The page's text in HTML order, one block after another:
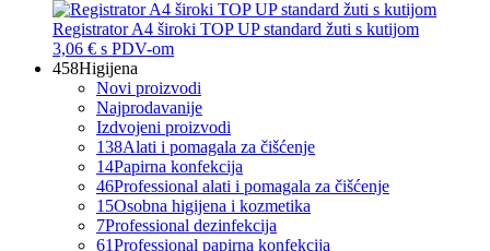
Registrator A4 široki TOP UP standard žuti s kutijom
3,06 € s PDV-om
458Higijena
Novi proizvodi
Najprodavanije
Izdvojeni proizvodi
138Alati i pomagala za čišćenje
14Papirna konfekcija
46Professional alati i pomagala za čišćenje
15Osobna higijena i kozmetika
7Professional dezinfekcija
61Professional papirna konfekcija